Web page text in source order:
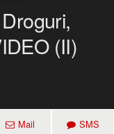
(II)
Mail SMS